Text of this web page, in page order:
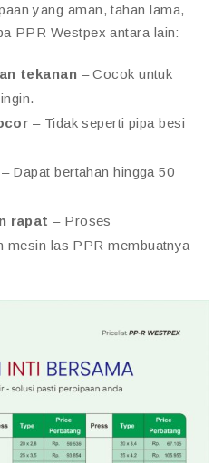
yang aman, tahan lama,
PPR Westpex antara lain:
tekanan – Cocok untuk
– Tidak seperti pipa besi
– Dapat bertahan hingga 50
rapat – Proses
mesin las PPR membuatnya